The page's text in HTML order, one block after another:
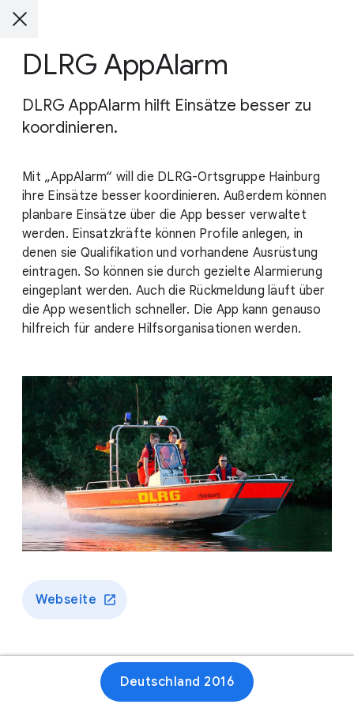
DLRG AppAlarm
DLRG AppAlarm hilft Einsätze besser zu
koordinieren.
Mit „AppAlarm“ will die DLRG-Ortsgruppe Hainburg
ihre Einsätze besser koordinieren. Außerdem können
planbare Einsätze über die App besser verwaltet
werden. Einsatzkräfte können Profile anlegen, in
denen sie Qualifikation und vorhandene Ausrüstung
eintragen. So können sie durch gezielte Alarmierung
eingeplant werden. Auch die Rückmeldung läuft über
die App wesentlich schneller. Die App kann genauso
hilfreich für andere Hilfsorganisationen werden.
Webseite
Deutschland 2016